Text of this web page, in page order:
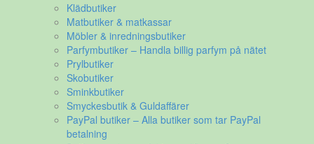
Klädbutiker
Matbutiker & matkassar
Möbler & inredningsbutiker
Parfymbutiker – Handla billig parfym på nätet
Prylbutiker
Skobutiker
Sminkbutiker
Smyckesbutik & Guldaffärer
PayPal butiker – Alla butiker som tar PayPal
betalning